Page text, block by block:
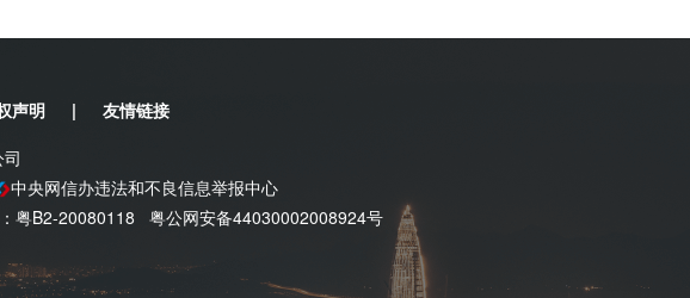
声明 |
友情链接
中央网信办违法和不良信息举报中心
粤B2-20080118 粤公网安备44030002008924号